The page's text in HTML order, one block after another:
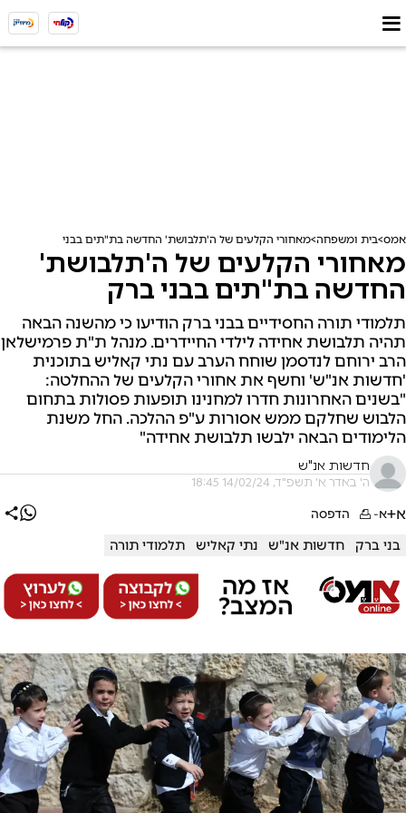
אמס בית ומשפחה מאחורי הקלעים של ה'תלבושת' החדשה בת"תים בבני ברק
מאחורי הקלעים של ה'תלבושת'
החדשה בת"תים בבני ברק
תלמודי תורה החסידיים בבני ברק הודיעו כי מהשנה הבאה
תהיה תלבושת אחידה לילדי החיידרים. מנהל ת"ת פרמישלאן
הרב ירוחם לנדסמן שוחח הערב עם נתי קאליש בתוכנית
'חדשות אנ"ש' וחשף את אחורי הקלעים של ההחלטה:
"בשנים האחרונות חדרו למחנינו תופעות פסולות בתחום
הלבוש שחלקם ממש אסורות ע"פ ההלכה. החל משנת
הלימודים הבאה ילבשו תלבושת אחידה"
חדשות אנ"ש
ה' באדר א׳ תשפ"ד, 14/02/24 18:45
א+א- הדפסה
בני ברק חדשות אנ"ש נתי קאליש תלמודי תורה